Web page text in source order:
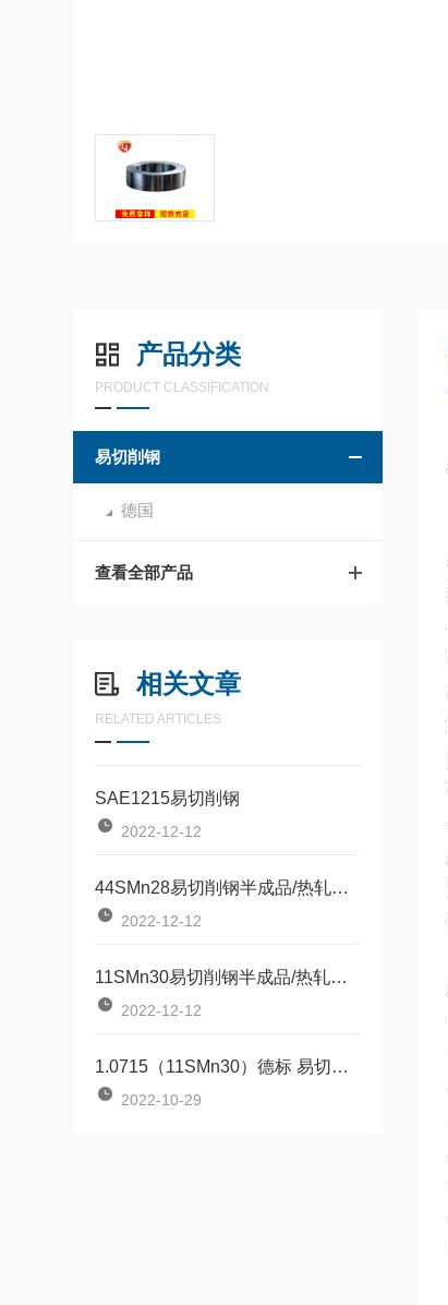
产品分类
PRODUCT CLASSIFICATION
易切削钢
德国
查看全部产品
相关文章
RELATED ARTICLES
SAE1215易切削钢
2022-12-12
44SMn28易切削钢半成品/热轧棒材标准
2022-12-12
11SMn30易切削钢半成品/热轧棒材标准
2022-12-12
1.0715（11SMn30）德标 易切削钢
2022-10-29